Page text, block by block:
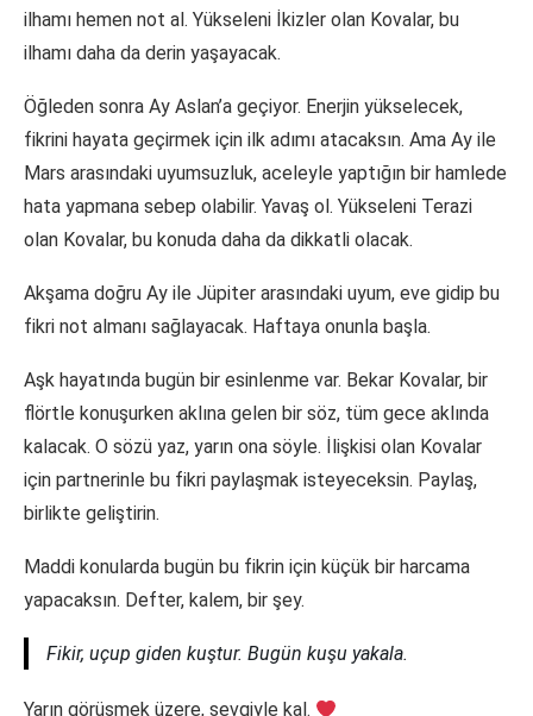
ilhamı hemen not al. Yükseleni İkizler olan Kovalar, bu
ilhamı daha da derin yaşayacak.
Öğleden sonra Ay Aslan’a geçiyor. Enerjin yükselecek,
fikrini hayata geçirmek için ilk adımı atacaksın. Ama Ay ile
Mars arasındaki uyumsuzluk, aceleyle yaptığın bir hamlede
hata yapmana sebep olabilir. Yavaş ol. Yükseleni Terazi
olan Kovalar, bu konuda daha da dikkatli olacak.
Akşama doğru Ay ile Jüpiter arasındaki uyum, eve gidip bu
fikri not almanı sağlayacak. Haftaya onunla başla.
Aşk hayatında bugün bir esinlenme var. Bekar Kovalar, bir
flörtle konuşurken aklına gelen bir söz, tüm gece aklında
kalacak. O sözü yaz, yarın ona söyle. İlişkisi olan Kovalar
için partnerinle bu fikri paylaşmak isteyeceksin. Paylaş,
birlikte geliştirin.
Maddi konularda bugün bu fikrin için küçük bir harcama
yapacaksın. Defter, kalem, bir şey.
Fikir, uçup giden kuştur. Bugün kuşu yakala.
Yarın görüşmek üzere, sevgiyle kal.